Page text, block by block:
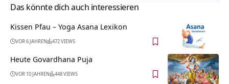
Das könnte dich auch interessieren
Kissen Pfau – Yoga Asana Lexikon
VOR 6 JAHREN 472 VIEWS
Heute Govardhana Puja
VOR 10 JAHREN 448 VIEWS